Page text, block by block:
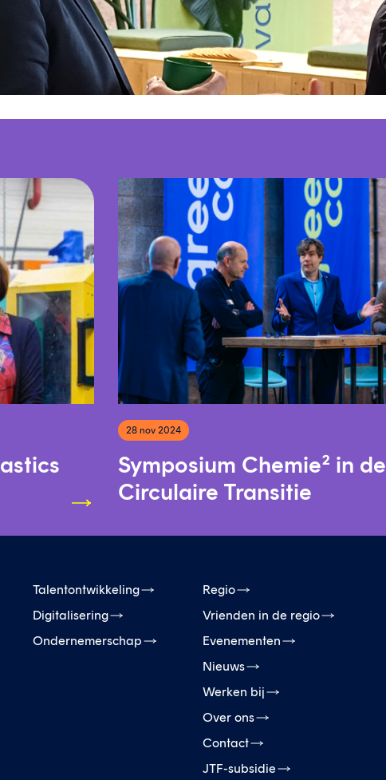
28 nov 2024
Symposium Chemie² in de
Circulaire Transitie
Talentontwikkeling
Digitalisering
Ondernemerschap
Regio
Vrienden in de regio
Evenementen
Nieuws
Werken bij
Over ons
Contact
JTF-subsidie